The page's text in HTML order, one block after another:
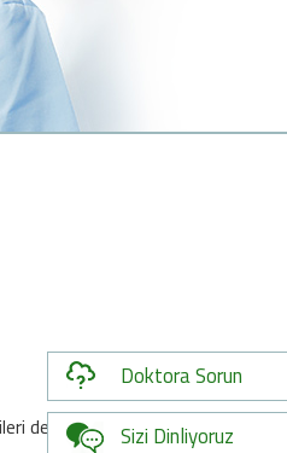
Doktora Sorun
Sizi Dinliyoruz
derhal bölgeye